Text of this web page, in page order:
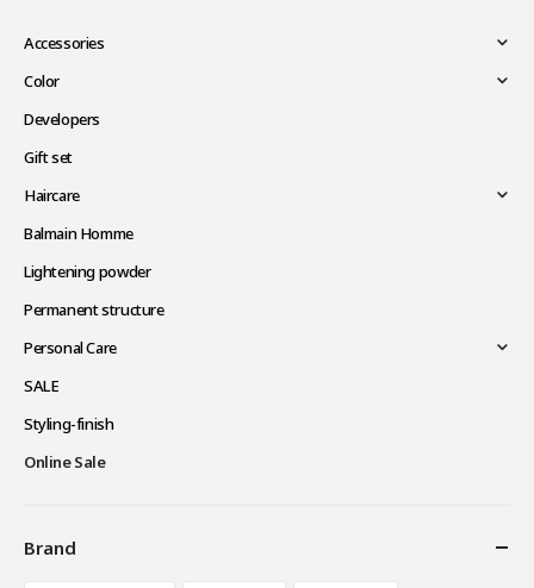
Accessories
Color
Developers
Gift set
Haircare
Balmain Homme
Lightening powder
Permanent structure
Personal Care
SALE
Styling-finish
Online Sale
Brand